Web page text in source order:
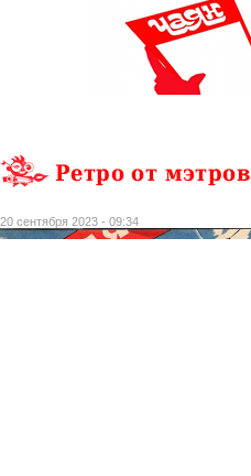
Ретро от мэтров
20 сентября 2023 - 09:34